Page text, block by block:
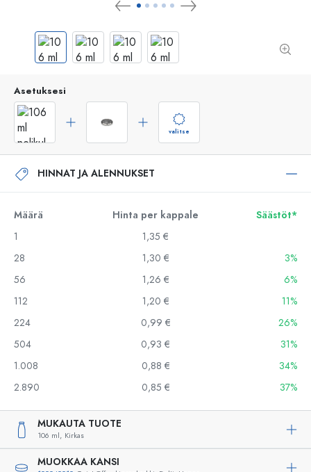
Asetuksesi
valitse
HINNAT JA ALENNUKSET
Määrä Hinta per kappale
Säästöt*
1
1,35 €
28
1,30 €
3%
56
1,26 €
6%
112
1,20 €
11%
224
0,99 €
26%
504
0,93 €
31%
1.008
0,88 €
34%
2.890
0,85 € 37%
MUKAUTA TUOTE
106 ml, Kirkas
MUOKKAA KANSI